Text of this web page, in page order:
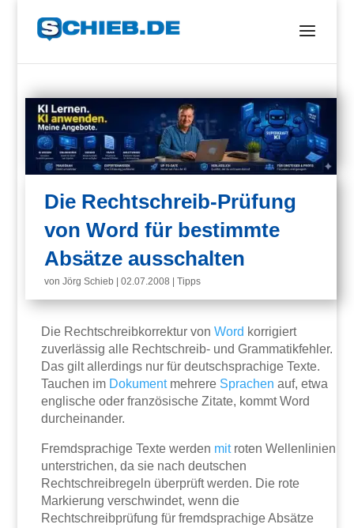
Die Rechtschreib-Prüfung
von Word für bestimmte
Absätze ausschalten
vonJörg Schieb |02.07.2008 |Tipps
Die Rechtschreibkorrektur vonWord korrigiert
zuverlässig alle Rechtschreib- und Grammatikfehler.
Das gilt allerdings nur für deutschsprachige Texte.
Tauchen im Dokumentmehrere Sprachen auf, etwa
englische oder französische Zitate, kommt Word
durcheinander.
Fremdsprachige Texte werden mitroten Wellenlinien
unterstrichen, da sie nach deutschen
Rechtschreibregeln überprüft werden. Die rote
Markierung verschwindet, wenn die
Rechtschreibprüfung für fremdsprachige Absätze